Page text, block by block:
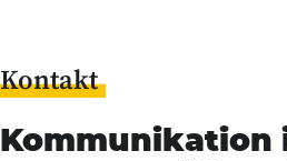
Kontakt
Kommunikation